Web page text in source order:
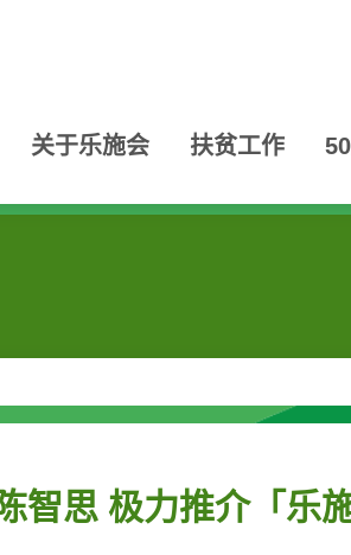
关于乐施会 扶贫工作
智思 极力推介「乐